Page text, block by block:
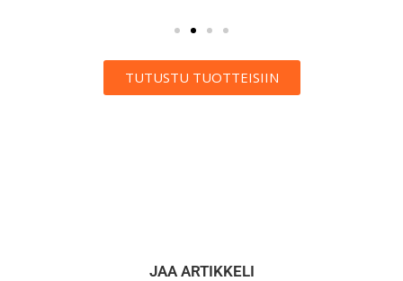
TUTUSTU TUOTTEISIIN
JAA ARTIKKELI